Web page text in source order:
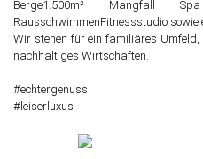
Berge1.500m² Mangfall
RausschwimmenFitnessstudio sowie
Wir stehen für ein familiäres
nachhaltiges Wirtschaften.
#echtergenuss
#leiserluxus